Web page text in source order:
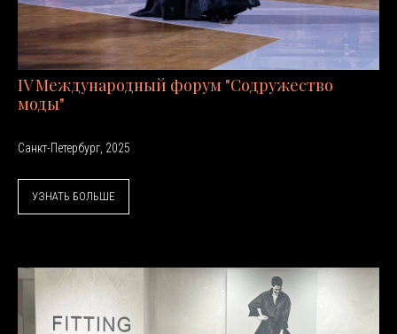
IV Международный форум "Содружество
моды"
Санкт-Петербург, 2025
УЗНАТЬ БОЛЬШЕ